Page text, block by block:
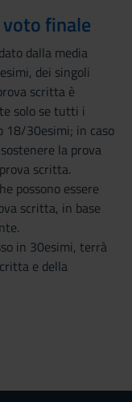
finale
dalla media
dei singoli
scritta è
solo se tutti i
18/30esimi; in caso
la prova
scritta.
possono essere
scritta, in base
in 30esimi, terrà
e della